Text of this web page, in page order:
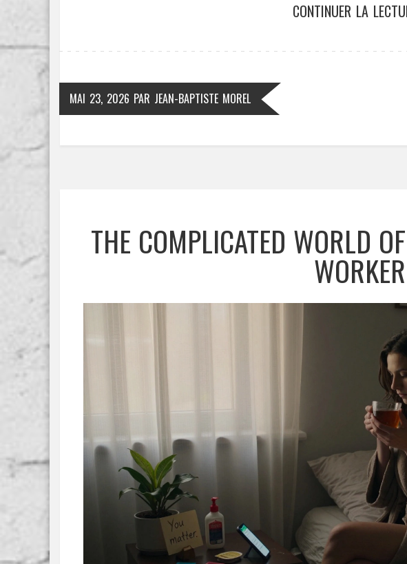
CONTINUER LA
MAI 23, 2026 PAR JEAN-BAPTISTE MOREL
THE COMPLICATED WORLD
WORKER